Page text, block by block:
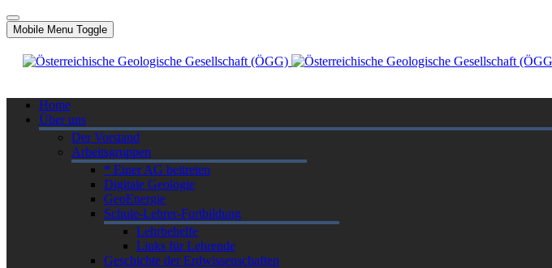
Mobile Menu Toggle
Home
Über uns
Der Vorstand
Arbeitsgruppen
* Einer AG beitreten
Digitale Geologie
GeoEnergie
Schule-Lehrer-Fortbildung
Lehrbehelfe
Links für Lehrende
Geschichte der Erdwissenschaften